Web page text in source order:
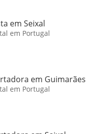
em Seixal
em Portugal
em Guimarães
em Portugal